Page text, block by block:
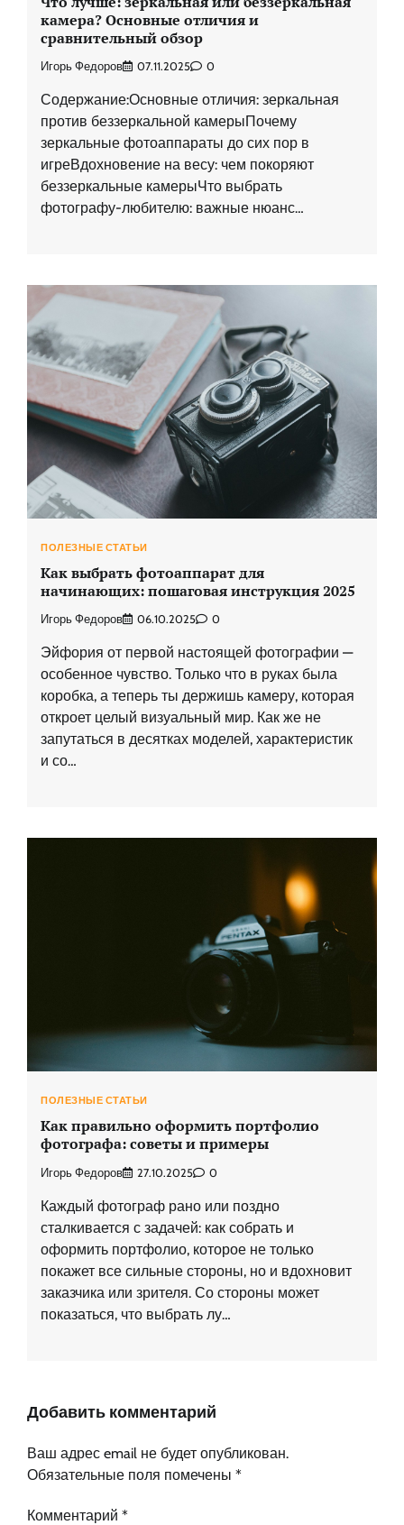
камера? Основные отличия и
сравнительный обзор
Игорь Федоров 07.11.2025 0
Содержание:Основные отличия: зеркальная
против беззеркальной камерыПочему
зеркальные фотоаппараты до сих пор в
игреВдохновение на весу: чем покоряют
беззеркальные камерыЧто выбрать
фотографу-любителю: важные нюанс…
ПОЛЕЗНЫЕ СТАТЬИ
Как выбрать фотоаппарат для
начинающих: пошаговая инструкция 2025
Игорь Федоров 06.10.2025 0
Эйфория от первой настоящей фотографии —
особенное чувство. Только что в руках была
коробка, а теперь ты держишь камеру, которая
откроет целый визуальный мир. Как же не
запутаться в десятках моделей, характеристик
и со…
ПОЛЕЗНЫЕ СТАТЬИ
Как правильно оформить портфолио
фотографа: советы и примеры
Игорь Федоров 27.10.2025 0
Каждый фотограф рано или поздно
сталкивается с задачей: как собрать и
оформить портфолио, которое не только
покажет все сильные стороны, но и вдохновит
заказчика или зрителя. Со стороны может
показаться, что выбрать лу…
Добавить комментарий
Ваш адрес email не будет опубликован.
Обязательные поля помечены *
Комментарий *